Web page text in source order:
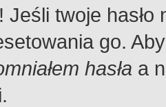
Jeśli twoje
go.
hasła a